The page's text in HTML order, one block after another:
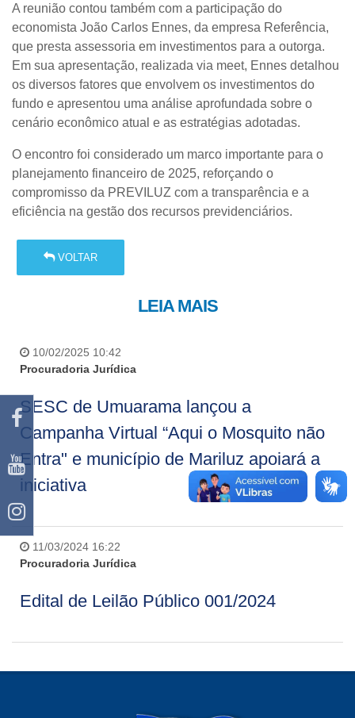
A reunião contou também com a participação do
economista João Carlos Ennes, da empresa Referência,
que presta assessoria em investimentos para a outorga.
Em sua apresentação, realizada via meet, Ennes detalhou
os diversos fatores que envolvem os investimentos do
fundo e apresentou uma análise aprofundada sobre o
cenário econômico atual e as estratégias adotadas.
O encontro foi considerado um marco importante para o
planejamento financeiro de 2025, reforçando o
compromisso da PREVILUZ com a transparência e a
eficiência na gestão dos recursos previdenciários.
VOLTAR
LEIA MAIS
10/02/2025 10:42
Procuradoria Jurídica
SESC de Umuarama lançou a
Campanha Virtual “Aqui o Mosquito não
Entra" e município de Mariluz apoiará a
iniciativa
11/03/2024 16:22
Procuradoria Jurídica
Edital de Leilão Público 001/2024